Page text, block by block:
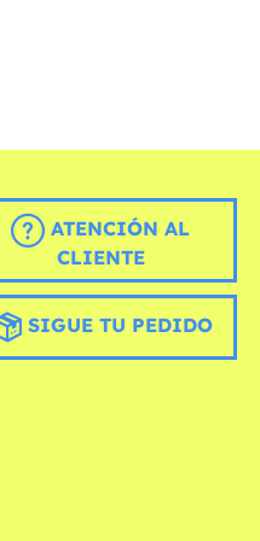
ATENCIÓN AL
CLIENTE
SIGUE TU PEDIDO